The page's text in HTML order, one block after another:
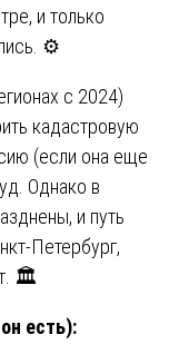
и только
⚙️
с 2024)
кадастровую
(если она еще
Однако в
и путь
Петербург,
🏛️
есть):